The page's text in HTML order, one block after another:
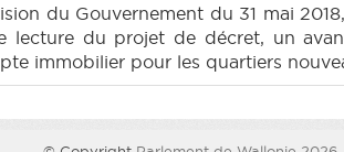
du Gouvernement du 31 mai
lecture du projet de décret, un
immobilier pour les quartiers